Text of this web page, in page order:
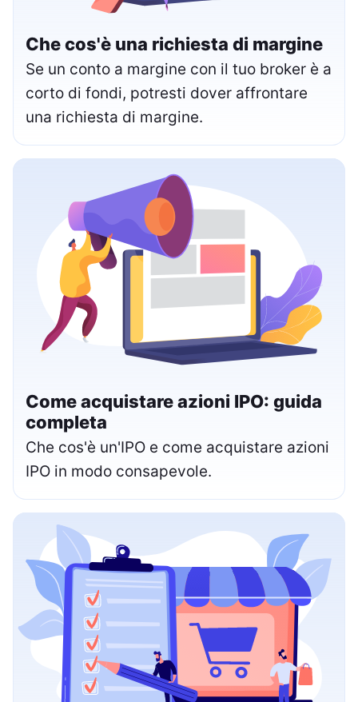
Che cos'è una richiesta di margine
Se un conto a margine con il tuo broker è a
corto di fondi, potresti dover affrontare
una richiesta di margine.
Come acquistare azioni IPO: guida
completa
Che cos'è un'IPO e come acquistare azioni
IPO in modo consapevole.